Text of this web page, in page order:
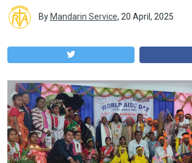
By Mandarin Service, 20 April, 2025